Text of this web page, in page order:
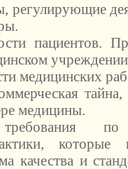
регулирующие
пациентов.
медицинских
тайна,
медицины.
по
которые
качества и